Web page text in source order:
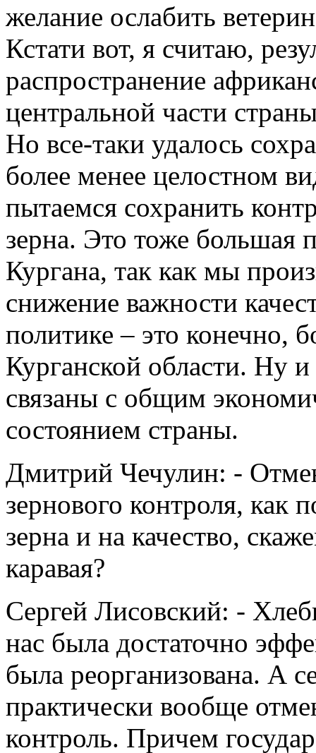
желание ослабить
Кстати вот, я считаю,
распространение
центральной части
Но все-таки удалось
более менее целостном
пытаемся сохранить
зерна. Это тоже большая
Кургана, так как мы
снижение важности
политике – это конечно,
Курганской области. Ну
связаны с общим
состоянием страны.
Дмитрий Чечулин: -
зернового контроля, как
зерна и на качество,
каравая?
Сергей Лисовский: -
нас была достаточно
была реорганизована. А
практически вообще
контроль. Причем